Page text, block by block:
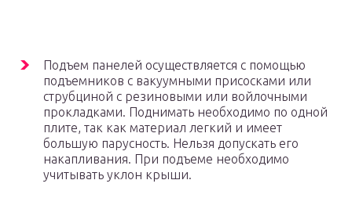
Подъем панелей осуществляется с помощью
подъемников с вакуумными присосками или
струбциной с резиновыми или войлочными
прокладками. Поднимать необходимо по одной
плите, так как материал легкий и имеет
большую парусность. Нельзя допускать его
накапливания. При подъеме необходимо
учитывать уклон крыши.